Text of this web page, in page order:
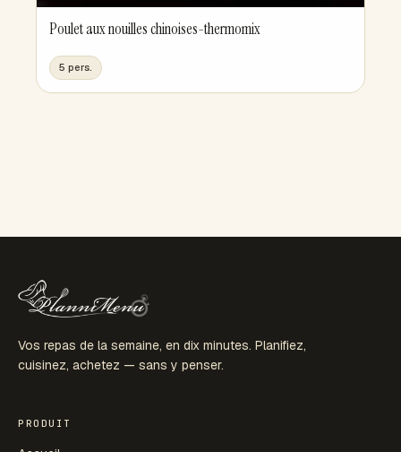
Poulet aux nouilles chinoises-thermomix
5 pers.
Vos repas de la semaine, en dix minutes. Planifiez,
cuisinez, achetez — sans y penser.
PRODUIT